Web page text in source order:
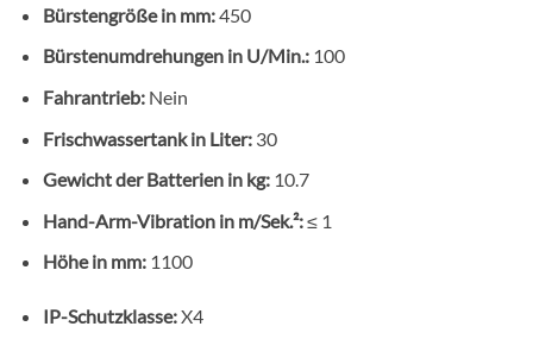
Bürstengröße in mm:450
Bürstenumdrehungen in U/Min.:100
Fahrantrieb:Nein
Frischwassertank in Liter:30
Gewicht der Batterien in kg:10.7
Hand-Arm-Vibration in m/Sek.²:≤ 1
Höhe in mm:1100
IP-Schutzklasse:X4